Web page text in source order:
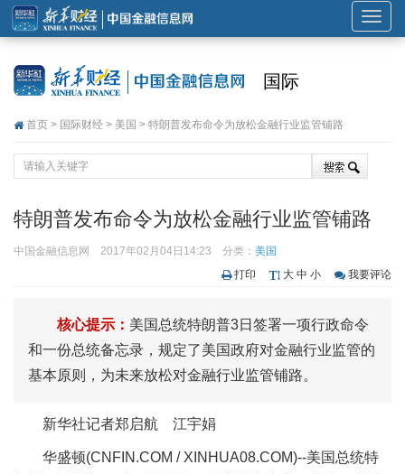
展
开
国际
首页 > 国际财经 > 美国 > 特朗普发布命令为放松金融行业监管铺路
特朗普发布命令为放松金融行业监管铺路
中国金融信息网 2017年02月04日14:23 分类： 美国
打印
大 中 小 我要评论
核心提示： 美国总统特朗普3日签署一项行政命令
和一份总统备忘录，规定了美国政府对金融行业监管的
基本原则，为未来放松对金融行业监管铺路。
新华社记者郑启航 江宇娟
华盛顿(CNFIN.COM / XINHUA08.COM)--美国总统特